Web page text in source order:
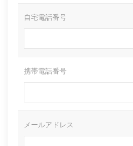
自宅電話番号
携帯電話番号
メールアドレス